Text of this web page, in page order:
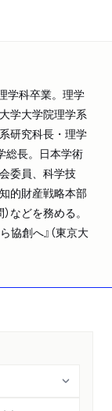
学科卒業。理学
学大学院理学系
研究科長・理学
総長。日本学術
委員、科学技
的財産戦略本部
などを務める。
協創へ』（東京大